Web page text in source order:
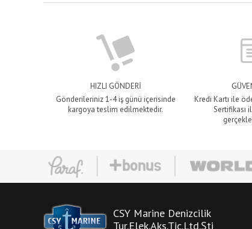
HIZLI GÖNDERİ
Gönderileriniz 1-4 iş günü içerisinde
kargoya teslim edilmektedir.
Kredi Kartı ile
Sertifikası
CSY Marine Denizcilik
Tur.Elek.Aks.Tic.Ltd.Şti